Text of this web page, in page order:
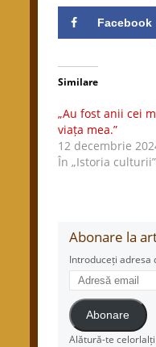
Facebook
Similare
„Au fost anii cei
viața mea.”
12 decembrie
În „Istoria culturii”
Abonare la
Introduceți adresa
Adresă
email
Abonare
Alătură-te